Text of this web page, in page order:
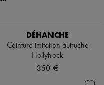
DÉHANCHE
Ceinture imitation autruche
Hollyhock
350 €